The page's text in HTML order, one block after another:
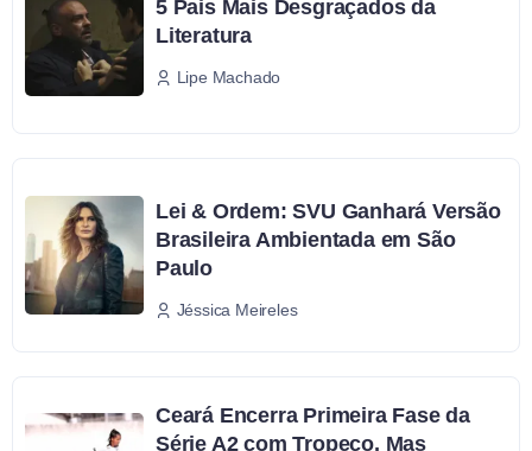
5 Pais Mais Desgraçados da
Literatura
Lipe Machado
Lei & Ordem: SVU Ganhará Versão
Brasileira Ambientada em São
Paulo
Jéssica Meireles
Ceará Encerra Primeira Fase da
Série A2 com Tropeço, Mas